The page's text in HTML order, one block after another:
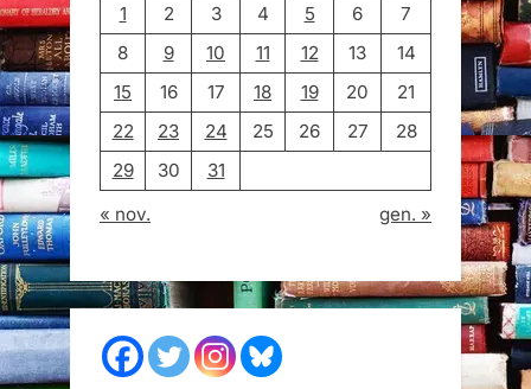
1
2 3 4 5 6
7
8
9 10 11 12 13
14
15
16 17 18 19 20
21
22
23 24 25 26 27
28
29
30
31
« nov.
gen. »